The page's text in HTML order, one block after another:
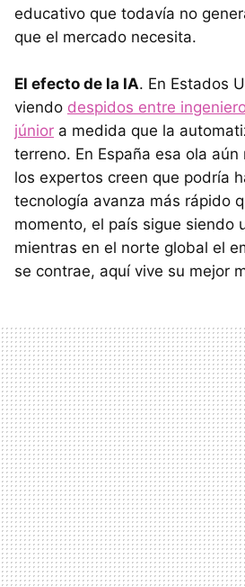
educativo que todavía no
que el mercado necesita.
El efecto de la IA. En Estados
viendo despidos entre
júnior a medida que la
terreno. En España esa ola
los expertos creen que podría
tecnología avanza más rápido
momento, el país sigue siendo
mientras en el norte global el
se contrae, aquí vive su mejor